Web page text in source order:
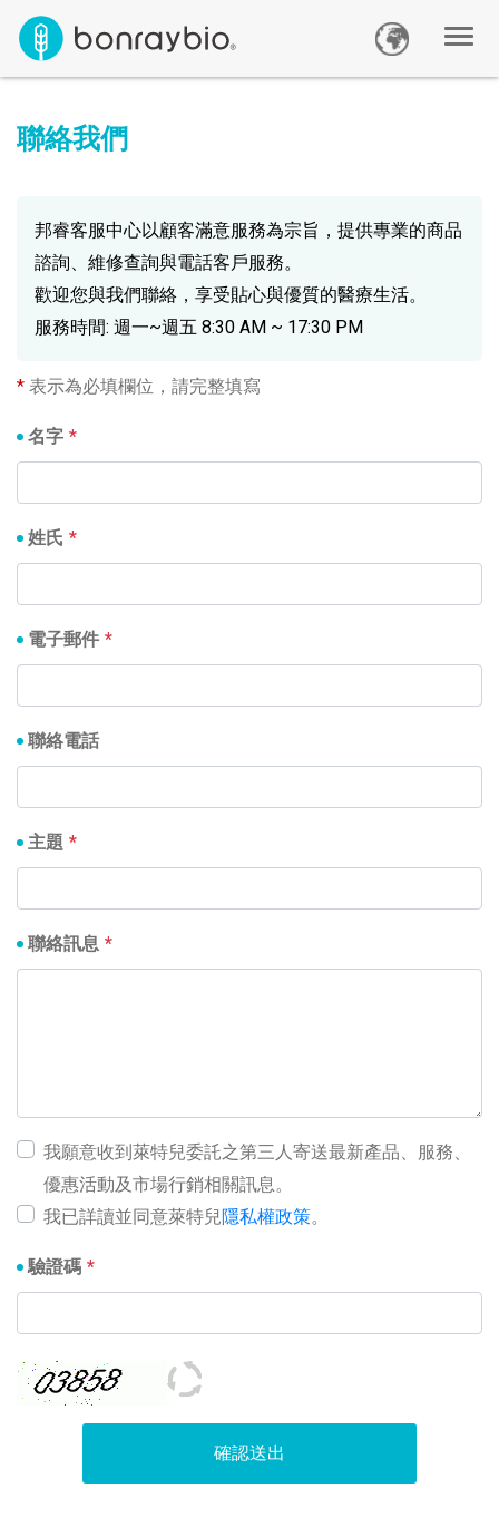
聯絡我們
邦睿客服中心以顧客滿意服務為宗旨，提供專業的商品
諮詢、維修查詢與電話客戶服務。
歡迎您與我們聯絡，享受貼心與優質的醫療生活。
服務時間: 週一~週五 8:30 AM ~ 17:30 PM
* 表示為必填欄位，請完整填寫
名字
姓氏
電子郵件
聯絡電話
主題
聯絡訊息
我願意收到萊特兒委託之第三人寄送最新產品、服務、
優惠活動及市場行銷相關訊息。
我已詳讀並同意萊特兒隱私權政策。
驗證碼
確認送出